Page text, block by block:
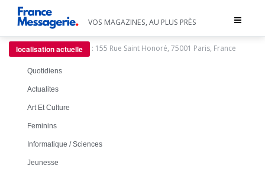
Toggle
VOS MAGAZINES, AU PLUS PRÈS
localisation actuelle : 155 Rue Saint Honoré, 75001 Paris, France
Quotidiens
Actualites
Art Et Culture
Feminins
Informatique / Sciences
Jeunesse